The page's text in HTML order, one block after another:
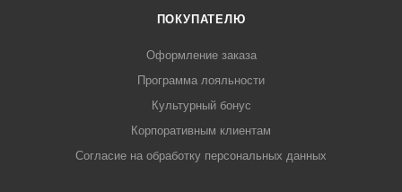
ПОКУПАТЕЛЮ
Оформление заказа
Программа лояльности
Культурный бонус
Корпоративным клиентам
Согласие на обработку персональных данных